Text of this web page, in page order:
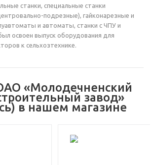
станки, специальные станки
подрезные), гайконарезные и
и автоматы, станки с ЧПУ и
освоен выпуск оборудования для
к сельхозтехнике.
«Молодечненский
завод»
в нашем магазине